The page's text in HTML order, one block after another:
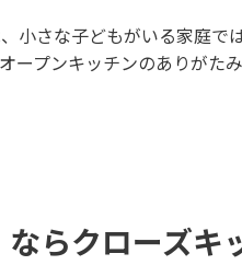
小さな子どもがいる家庭で
ープンキッチンのありがた
らクローズキ